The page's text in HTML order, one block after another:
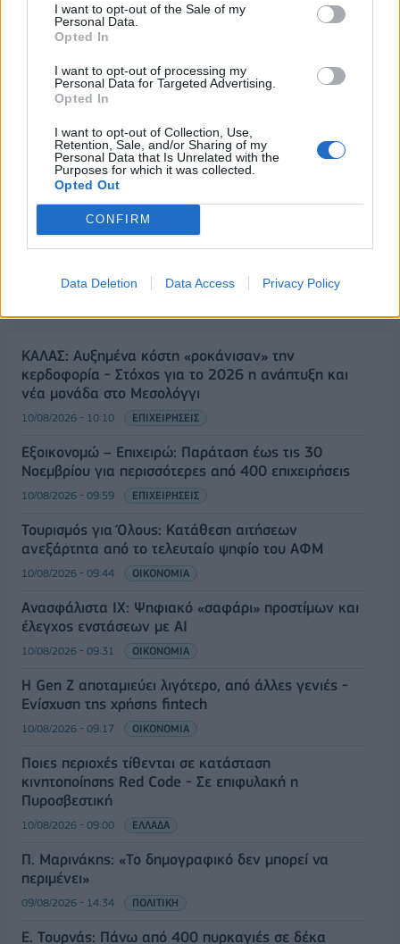
I want to opt-out of the Sale of my
Personal Data.
Opted In
I want to opt-out of processing my
Personal Data for Targeted Advertising.
Opted In
I want to opt-out of Collection, Use,
Retention, Sale, and/or Sharing of my
Personal Data that Is Unrelated with the
Purposes for which it was collected.
Opted Out
CONFIRM
Data Deletion Data Access Privacy Policy
10/09/2024 - 14:25
ΡΟΗ ΕΙΔΗΣΕΩΝ
ΚΑΛΑΣ: Αυξημένα κόστη «ροκάνισαν» την
κερδοφορία - Στόχος για το 2026 η ανάπτυξη και
νέα μονάδα στο Μεσολόγγι
10/08/2026 - 10:10 ΕΠΙΧΕΙΡΗΣΕΙΣ
Εξοικονομώ – Επιχειρώ: Παράταση έως τις 30
Νοεμβρίου για περισσότερες από 400 επιχειρήσεις
10/08/2026 - 09:59 ΕΠΙΧΕΙΡΗΣΕΙΣ
Τουρισμός για Όλους: Kατάθεση αιτήσεων
ανεξάρτητα από το τελευταίο ψηφίο του ΑΦΜ
10/08/2026 - 09:44 ΟΙΚΟΝΟΜΙΑ
Ανασφάλιστα ΙΧ: Ψηφιακό «σαφάρι» προστίμων και
έλεγχος ενστάσεων με AI
10/08/2026 - 09:31 ΟΙΚΟΝΟΜΙΑ
Η Gen Z αποταμιεύει λιγότερο, από άλλες γενιές -
Ενίσχυση της χρήσης fintech
10/08/2026 - 09:17 ΟΙΚΟΝΟΜΙΑ
Ποιες περιοχές τίθενται σε κατάσταση
κινητοποίησης Red Code - Σε επιφυλακή η
Πυροσβεστική
10/08/2026 - 09:00 ΕΛΛΑΔΑ
Π. Μαρινάκης: «Το δημογραφικό δεν μπορεί να
περιμένει»
09/08/2026 - 14:34 ΠΟΛΙΤΙΚΗ
Ε. Τουρνάς: Πάνω από 400 πυρκαγιές σε δέκα